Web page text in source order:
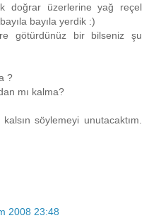
doğrar üzerlerine yağ reçel
bayıla yerdik :)
götürdünüz bir bilseniz şu
?
mı kalma?
söylemeyi unutacaktım.
2008 23:48